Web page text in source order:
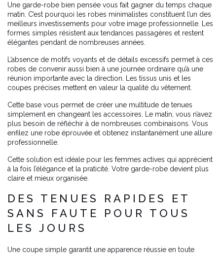
Une garde-robe bien pensée vous fait gagner du temps chaque
matin. C’est pourquoi les robes minimalistes constituent l’un des
meilleurs investissements pour votre image professionnelle. Les
formes simples résistent aux tendances passagères et restent
élégantes pendant de nombreuses années.
L’absence de motifs voyants et de détails excessifs permet à ces
robes de convenir aussi bien à une journée ordinaire qu’à une
réunion importante avec la direction. Les tissus unis et les
coupes précises mettent en valeur la qualité du vêtement.
Cette base vous permet de créer une multitude de tenues
simplement en changeant les accessoires. Le matin, vous n’avez
plus besoin de réfléchir à de nombreuses combinaisons. Vous
enfilez une robe éprouvée et obtenez instantanément une allure
professionnelle.
Cette solution est idéale pour les femmes actives qui apprécient
à la fois l’élégance et la praticité. Votre garde-robe devient plus
claire et mieux organisée.
DES TENUES RAPIDES ET
SANS FAUTE POUR TOUS
LES JOURS
Une coupe simple garantit une apparence réussie en toute